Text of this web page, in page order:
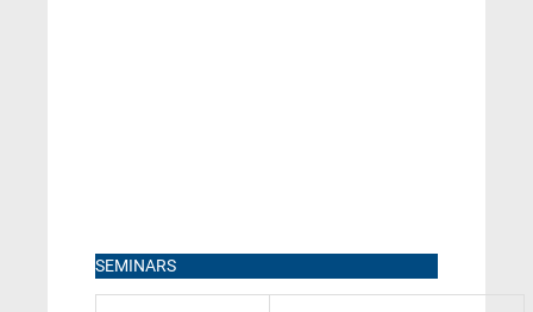
SEMINARS